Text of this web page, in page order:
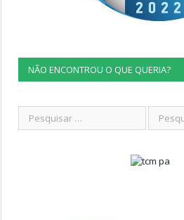
NÃO ENCONTROU O QUE QUERIA?